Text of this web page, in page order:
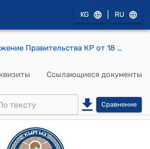
KG RU
Распоряжение Правительства КР от 18 июня 2008 года № 299-р (Об оптимизации деятельности контролирующих и фискальных органов)
Ссылающиеся документы
Сравнение